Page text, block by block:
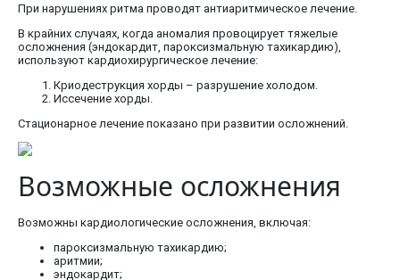
При нарушениях ритма проводят антиаритмическое лечение.
В крайних случаях, когда аномалия провоцирует тяжелые
осложнения (эндокардит, пароксизмальную тахикардию),
используют кардиохирургическое лечение:
Криодеструкция хорды – разрушение холодом.
Иссечение хорды.
Стационарное лечение показано при развитии осложнений.
Возможные осложнения
Возможны кардиологические осложнения, включая:
пароксизмальную тахикардию;
аритмии;
эндокардит;